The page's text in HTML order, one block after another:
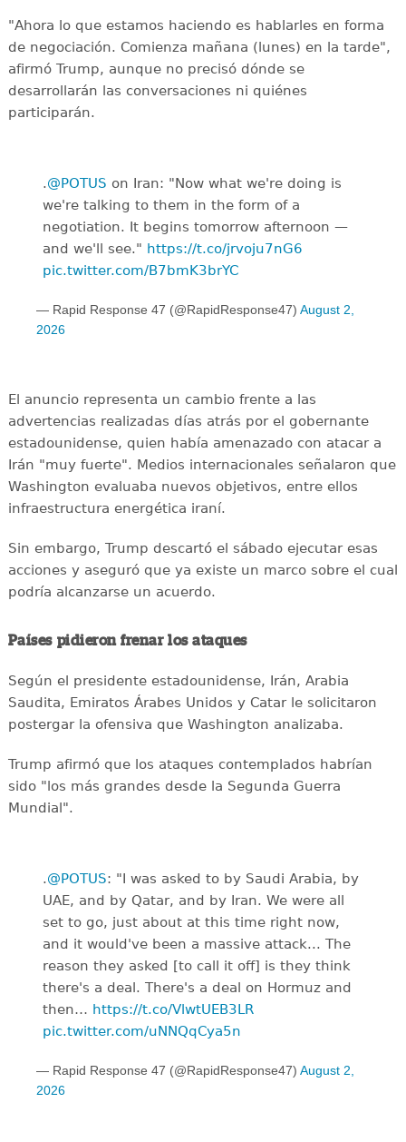
"Ahora lo que estamos haciendo es hablarles en forma
de negociación. Comienza mañana (lunes) en la tarde",
afirmó Trump, aunque no precisó dónde se
desarrollarán las conversaciones ni quiénes
participarán.
.@POTUS on Iran: "Now what we're doing is
we're talking to them in the form of a
negotiation. It begins tomorrow afternoon —
and we'll see." https://t.co/jrvoju7nG6
pic.twitter.com/B7bmK3brYC
— Rapid Response 47 (@RapidResponse47) August 2,
2026
El anuncio representa un cambio frente a las
advertencias realizadas días atrás por el gobernante
estadounidense, quien había amenazado con atacar a
Irán "muy fuerte". Medios internacionales señalaron que
Washington evaluaba nuevos objetivos, entre ellos
infraestructura energética iraní.
Sin embargo, Trump descartó el sábado ejecutar esas
acciones y aseguró que ya existe un marco sobre el cual
podría alcanzarse un acuerdo.
Países pidieron frenar los ataques
Según el presidente estadounidense, Irán, Arabia
Saudita, Emiratos Árabes Unidos y Catar le solicitaron
postergar la ofensiva que Washington analizaba.
Trump afirmó que los ataques contemplados habrían
sido "los más grandes desde la Segunda Guerra
Mundial".
.@POTUS: "I was asked to by Saudi Arabia, by
UAE, and by Qatar, and by Iran. We were all
set to go, just about at this time right now,
and it would've been a massive attack... The
reason they asked [to call it off] is they think
there's a deal. There's a deal on Hormuz and
then… https://t.co/VlwtUEB3LR
pic.twitter.com/uNNQqCya5n
— Rapid Response 47 (@RapidResponse47) August 2,
2026